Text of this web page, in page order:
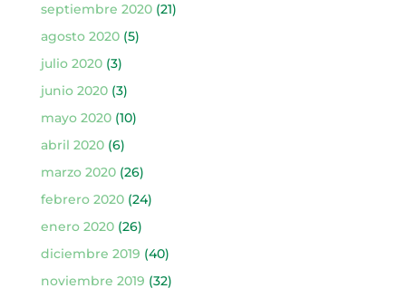
septiembre 2020(21)
agosto 2020(5)
julio 2020(3)
junio 2020(3)
mayo 2020(10)
abril 2020(6)
marzo 2020(26)
febrero 2020(24)
enero 2020(26)
diciembre 2019 (40)
noviembre 2019 (32)